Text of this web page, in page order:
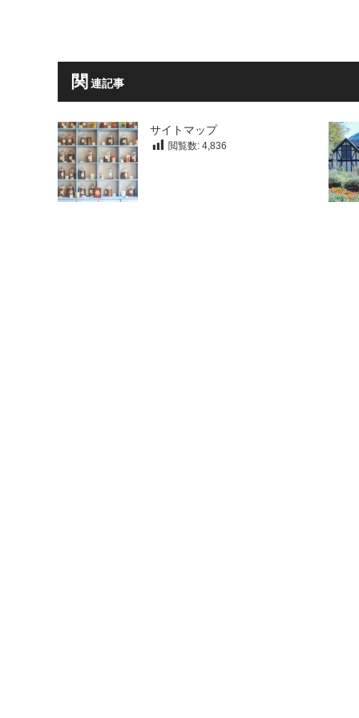
関 連記事
サイトマップ
閲覧数: 4,836